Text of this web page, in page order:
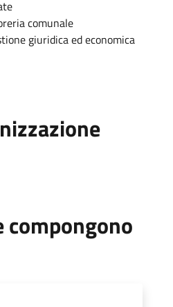
comunale
giuridica ed economica
compongono